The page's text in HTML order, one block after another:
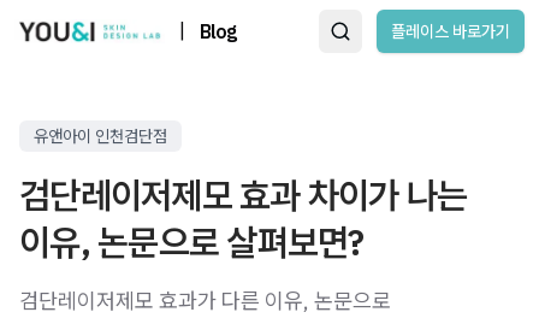
Blog 플레이스 바로가기
유앤아이 인천검단점
검단레이저제모 효과 차이가 나는
이유, 논문으로 살펴보면?
검단레이저제모 효과가 다른 이유, 논문으로